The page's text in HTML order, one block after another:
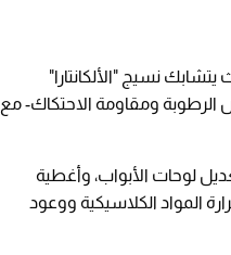
نسيج "الألكانتارا"
الرطوبة ومقاومة الاحتكاك- مع
لوحات الأبواب، وأغطية
المواد الكلاسيكية ووعود